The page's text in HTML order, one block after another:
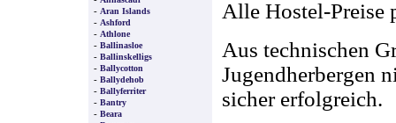
- Aran Islands
- Ashford
- Athlone
- Ballinasloe
- Ballinskelligs
- Ballycotton
- Ballydehob
- Ballyferriter
- Bantry
- Beara
Alle Hostel-Preise
Aus technischen
Jugendherbergen
sicher erfolgreich.